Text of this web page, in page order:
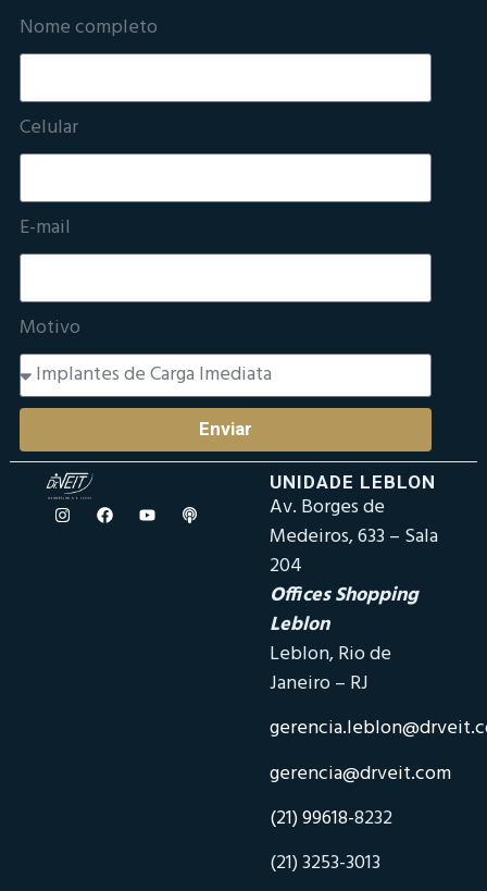
Nome completo
Celular
E-mail
Motivo
Enviar
UNIDADE LEBLON
Av. Borges de
Medeiros, 633 – Sala
204
Offices Shopping
Leblon
Leblon, Rio de
Janeiro – RJ
gerencia@drveit.com
(21) 99618-8232
(21) 3253-3013